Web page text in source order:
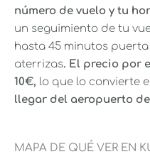
número de vuelo y tu
un seguimiento de tu
hasta 45 minutos
aterrizas. El precio por
10€, lo que lo convierte
llegar del aeropuerto
MAPA DE QUÉ VER EN